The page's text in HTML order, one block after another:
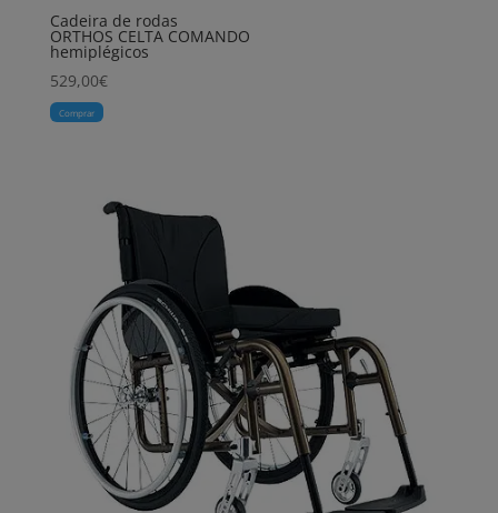
Cadeira de rodas
ORTHOS CELTA COMANDO
hemiplégicos
529,00€
Comprar